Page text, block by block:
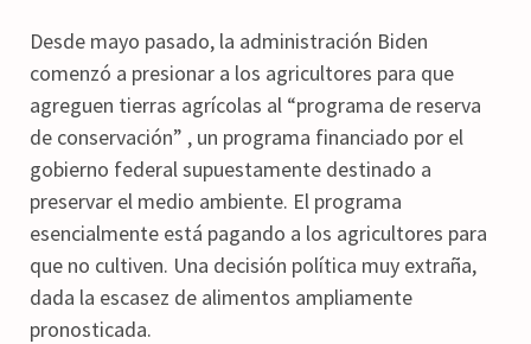
Desde mayo pasado, la administración Biden
comenzó a presionar a los agricultores para que
agreguen tierras agrícolas al “programa de reserva
de conservación” , un programa financiado por el
gobierno federal supuestamente destinado a
preservar el medio ambiente. El programa
esencialmente está pagando a los agricultores para
que no cultiven. Una decisión política muy extraña,
dada la escasez de alimentos ampliamente
pronosticada.